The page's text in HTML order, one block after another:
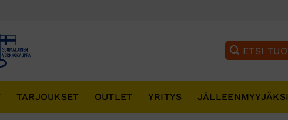
TARJOUKSET OUTLET YRITYS JÄLLEENMYYJÄKSI